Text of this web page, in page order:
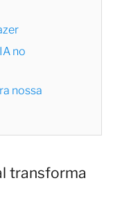
no
nossa
transforma